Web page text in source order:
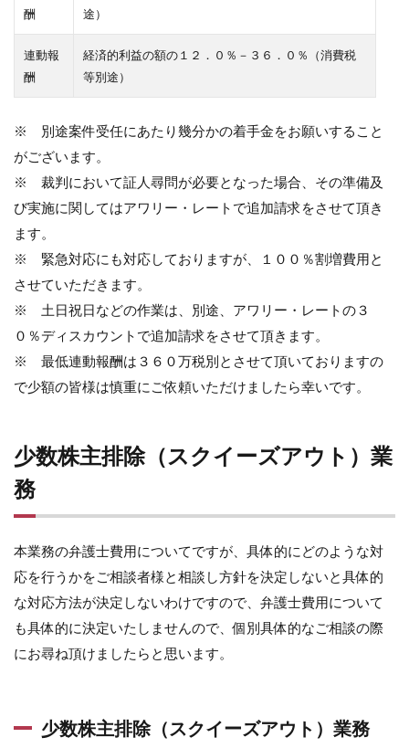
酬
途）
連動報
酬
経済的利益の額の１２．０％－３６．０％（消費税
等別途）
※ 別途案件受任にあたり幾分かの着手金をお願いすること
がございます。
※ 裁判において証人尋問が必要となった場合、その準備及
び実施に関してはアワリー・レートで追加請求をさせて頂き
ます。
※ 緊急対応にも対応しておりますが、１００％割増費用と
させていただきます。
※ 土日祝日などの作業は、別途、アワリー・レートの３
０％ディスカウントで追加請求をさせて頂きます。
※ 最低連動報酬は３６０万税別とさせて頂いておりますの
で少額の皆様は慎重にご依頼いただけましたら幸いです。
少数株主排除（スクイーズアウト）業
務
本業務の弁護士費用についてですが、具体的にどのような対
応を行うかをご相談者様と相談し方針を決定しないと具体的
な対応方法が決定しないわけですので、弁護士費用について
も具体的に決定いたしませんので、個別具体的なご相談の際
にお尋ね頂けましたらと思います。
少数株主排除（スクイーズアウト）業務